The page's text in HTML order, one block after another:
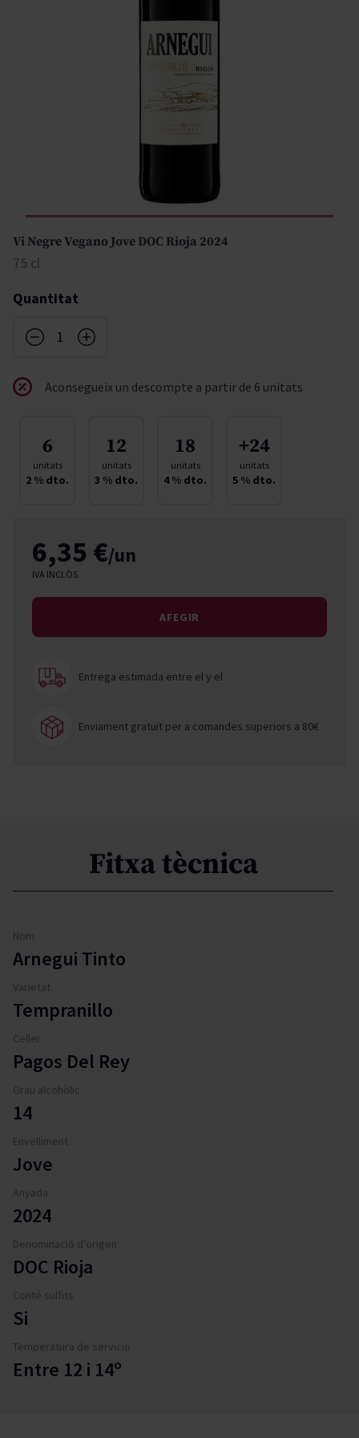
Vi Negre Vegano Jove DOC Rioja 2024
75 cl
Quantitat
Aconsegueix un descompte a partir de 6 unitats
6
unitats
2 % dto.
12
unitats
3 % dto.
18
unitats
4% dto.
+24
unitats
5 % dto.
6,35 €/un
IVA INCLÒS
AFEGIR
Entrega estimada entre ely el
Enviament gratuït per a comandes superiors a 80€
Fitxa tècnica
Nom
Arnegui Tinto
Varietat
Tempranillo
Celler
Pagos Del Rey
Grau alcohòlic
14
Envelliment
Jove
Anyada
2024
Denominació d'origen
DOC Rioja
Conté sulfits
Si
Temperatura de servicio
Entre 12 i 14º